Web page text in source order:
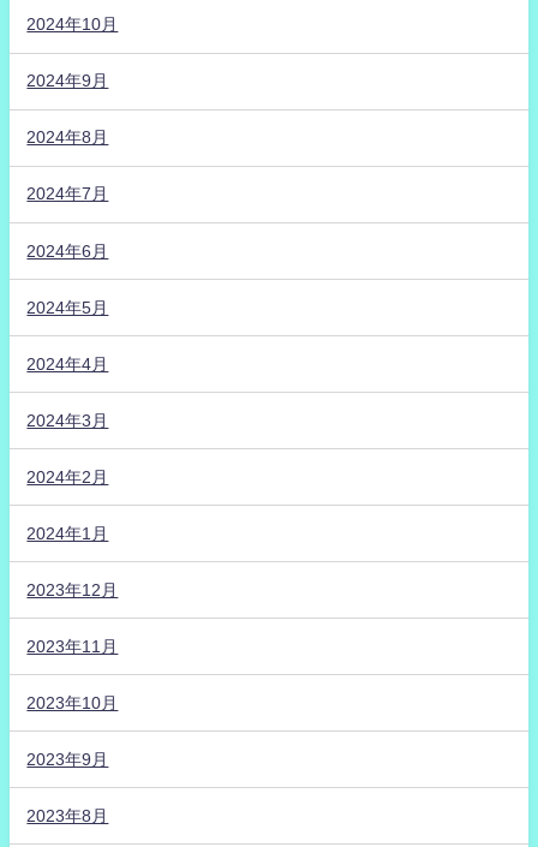
2024年10月
2024年9月
2024年8月
2024年7月
2024年6月
2024年5月
2024年4月
2024年3月
2024年2月
2024年1月
2023年12月
2023年11月
2023年10月
2023年9月
2023年8月